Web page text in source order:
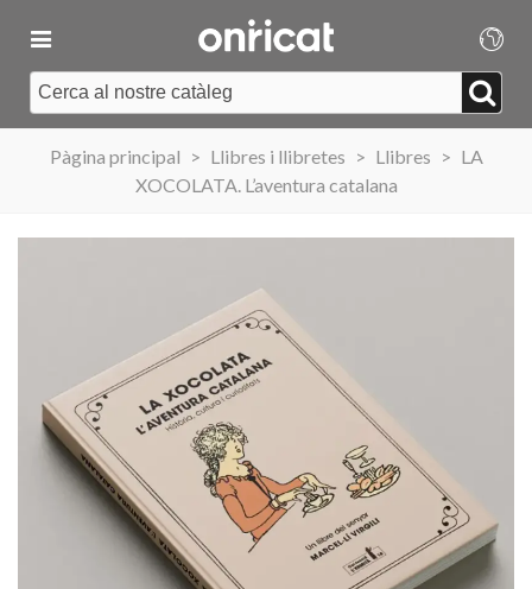
Pàgina principal > Llibres i llibretes > Llibres > LA
XOCOLATA. L’aventura catalana
Medalla commemorativa Gaudí
Motxilla Stivibags